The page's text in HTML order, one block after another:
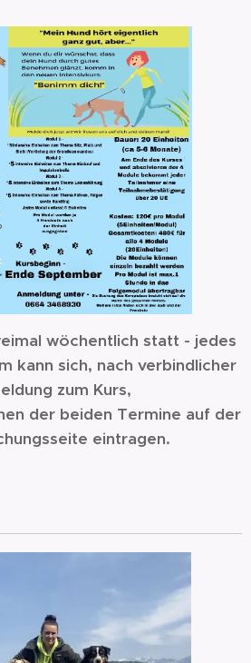
wöchentlich statt - jedes
kann sich, nach verbindlicher
zum Kurs,
der beiden Termine auf der
eintragen.